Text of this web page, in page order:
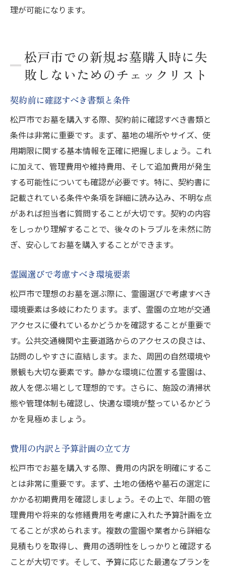
理が可能になります。
松戸市での新規お墓購入時に失
敗しないためのチェックリスト
契約前に確認すべき書類と条件
松戸市でお墓を購入する際、契約前に確認すべき書類と
条件は非常に重要です。まず、墓地の場所やサイズ、使
用期限に関する基本情報を正確に把握しましょう。これ
に加えて、管理費用や維持費用、そして追加費用が発生
する可能性についても確認が必要です。特に、契約書に
記載されている条件や条項を詳細に読み込み、不明な点
があれば担当者に質問することが大切です。契約の内容
をしっかり理解することで、後々のトラブルを未然に防
ぎ、安心してお墓を購入することができます。
霊園選びで考慮すべき環境要素
松戸市で理想のお墓を選ぶ際に、霊園選びで考慮すべき
環境要素は多岐にわたります。まず、霊園の立地が交通
アクセスに優れているかどうかを確認することが重要で
す。公共交通機関や主要道路からのアクセスの良さは、
訪問のしやすさに直結します。また、周囲の自然環境や
景観も大切な要素です。静かな環境に位置する霊園は、
故人を偲ぶ場として理想的です。さらに、施設の清掃状
態や管理体制も確認し、快適な環境が整っているかどう
かを見極めましょう。
費用の内訳と予算計画の立て方
松戸市でお墓を購入する際、費用の内訳を明確にするこ
とは非常に重要です。まず、土地の価格や墓石の選定に
かかる初期費用を確認しましょう。その上で、年間の管
理費用や将来的な修繕費用を考慮に入れた予算計画を立
てることが求められます。複数の霊園や業者から詳細な
見積もりを取得し、費用の透明性をしっかりと確認する
ことが大切です。そして、予算に応じた最適なプランを